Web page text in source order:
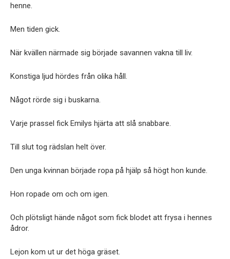
henne.
Men tiden gick.
När kvällen närmade sig började savannen vakna till liv.
Konstiga ljud hördes från olika håll.
Något rörde sig i buskarna.
Varje prassel fick Emilys hjärta att slå snabbare.
Till slut tog rädslan helt över.
Den unga kvinnan började ropa på hjälp så högt hon kunde.
Hon ropade om och om igen.
Och plötsligt hände något som fick blodet att frysa i hennes
ådror.
Lejon kom ut ur det höga gräset.